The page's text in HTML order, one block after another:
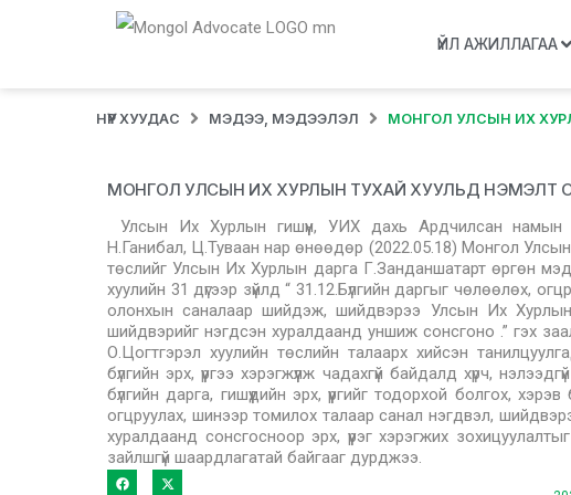
ҮЙЛ АЖИЛЛАГАА
НҮҮР ХУУДАС МЭДЭЭ, МЭДЭЭЛЭЛ МОНГОЛ УЛСЫН ИХ
МОНГОЛ УЛСЫН ИХ ХУРЛЫН ТУХАЙ ХУУЛЬД НЭМЭЛТ
Улсын Их Хурлын гишүүн, УИХ дахь Ардчилсан намын
Н.Ганибал, Ц.Туваан нар өнөөдөр (2022.05.18) Монгол
төслийг Улсын Их Хурлын дарга Г.Занданшатарт өргөн
хуулийн 31 дүгээр зүйлд “ 31.12.Бүлгийн даргыг чөлөөлөх,
олонхын саналаар шийдэж, шийдвэрээ Улсын Их
шийдвэрийг нэгдсэн хуралдаанд уншиж сонсгоно .” гэх
О.Цогтгэрэл хуулийн төслийн талаарх хийсэн
бүлгийн эрх, үүргээ хэрэгжүүлж чадахгүй байдалд хүрч,
бүлгийн дарга, гишүүдийн эрх, үүргийг тодорхой болгох,
огцруулах, шинээр томилох талаар санал нэгдвэл,
хуралдаанд сонсгосноор эрх, үүрэг хэрэгжих
зайлшгүй шаардлагатай байгааг дурджээ.